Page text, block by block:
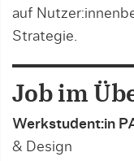
auf
Strategie.
Job im
Werkstudent:in
& Design